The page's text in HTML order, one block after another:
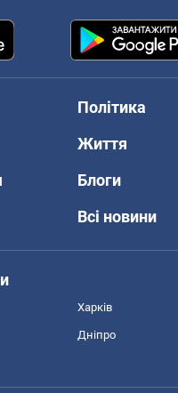
Політика
Життя
Блоги
Всі новини
Харків
Дніпро